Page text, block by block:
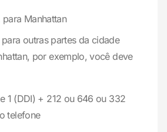
Manhattan
outras partes da cidade
por exemplo, você deve
1 (DDI) + 212 ou 646 ou 332
telefone